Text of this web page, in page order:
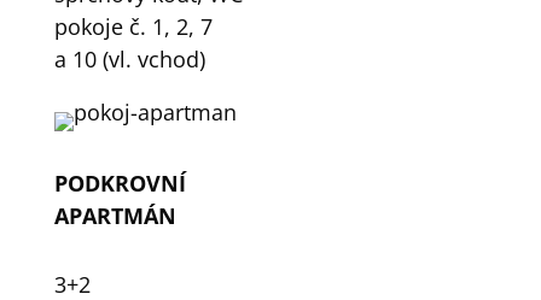
pokoje č. 1, 2, 7
a 10 (vl. vchod)
PODKROVNÍ
APARTMÁN
3+2